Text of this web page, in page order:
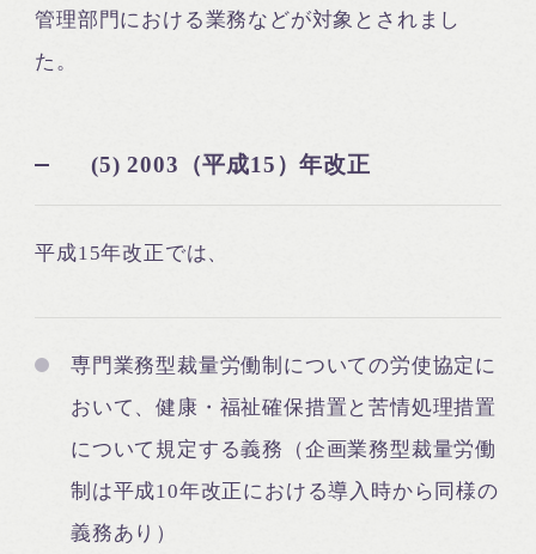
管理部門における業務などが対象とされまし
た。
(5) 2003（平成15）年改正
平成15年改正では、
専門業務型裁量労働制についての労使協定に
おいて、健康・福祉確保措置と苦情処理措置
について規定する義務（企画業務型裁量労働
制は平成10年改正における導入時から同様の
義務あり）